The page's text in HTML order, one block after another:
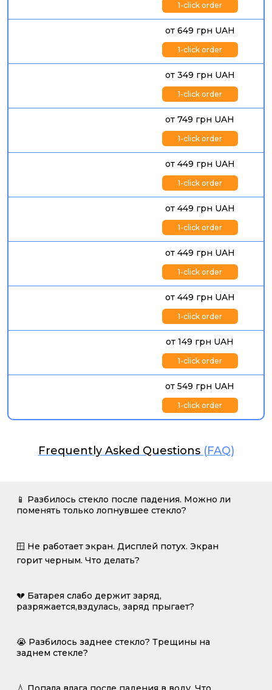
1-click order
от 649 грн UAH
1-click order
от 349 грн UAH
1-click order
от 749 грн UAH
1-click order
от 449 грн UAH
1-click order
от 449 грн UAH
1-click order
от 449 грн UAH
1-click order
от 449 грн UAH
1-click order
от 149 грн UAH
1-click order
от 549 грн UAH
1-click order
Frequently Asked Questions (FAQ)
📱 Разбилось стекло после падения. Можно ли
поменять только лопнувшее стекло?
🪟 Не работает экран. Дисплей потух. Экран
горит черным. Что делать?
💔 Батарея слабо держит заряд,
разряжается,вздулась, заряд прыгает?
😭 Разбилось заднее стекло? Трещины на
заднем стекле?